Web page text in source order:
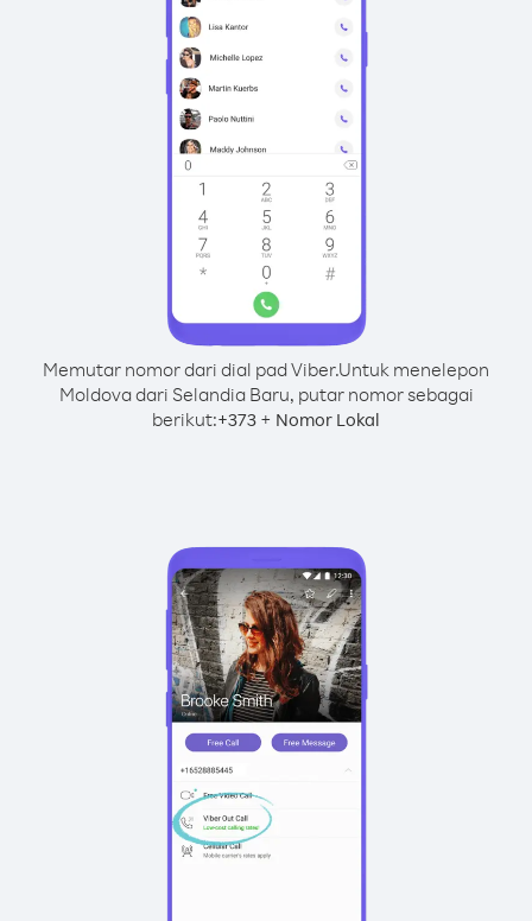
Memutar nomor dari dial pad Viber.Untuk menelepon
Moldova dari Selandia Baru, putar nomor sebagai
berikut:+373 + Nomor Lokal